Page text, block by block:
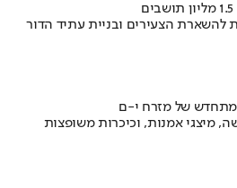
להשארת הצעירים ובניית עתיד הדור
של מזרח י-ם
מיצגי אמנות, וכיכרות משופצות